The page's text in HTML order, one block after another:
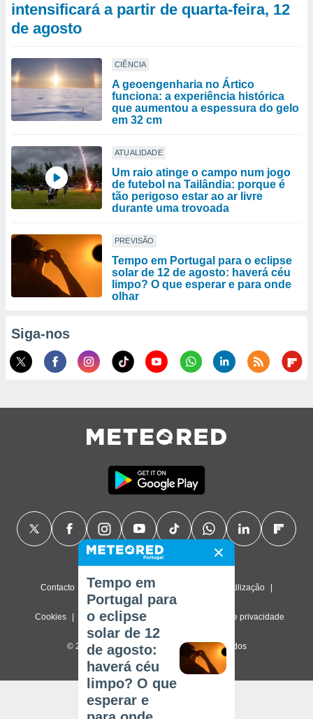
intensificará a partir de quarta-feira, 12
de agosto
CIÊNCIA
A geoengenharia no Ártico
funciona: a experiência histórica
que aumentou a espessura do gelo
em 32 cm
ATUALIDADE
Um raio atinge o campo num jogo
de futebol na Tailândia: porque é
tão perigoso estar ao ar livre
durante uma trovoada
PREVISÃO
Tempo em Portugal para o eclipse
solar de 12 de agosto: haverá céu
limpo? O que esperar e para onde
olhar
Siga-nos
Contacto Sobre nós FAQ Termos de utilização
Cookies Política de privacidade Definições de privacidade
© 2026 Meteored. Todos os direitos reservados
Tempo em
Portugal para
o eclipse
solar de 12
de agosto:
haverá céu
limpo? O que
esperar e